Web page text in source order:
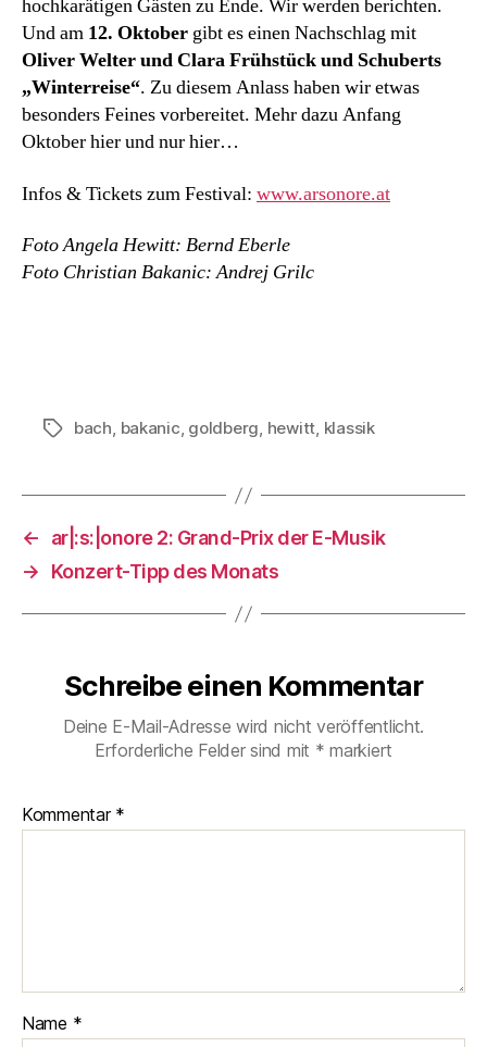
hochkarätigen Gästen zu Ende. Wir werden berichten.
Und am 12. Oktober gibt es einen Nachschlag mit
Oliver Welter und Clara Frühstück und Schuberts
„Winterreise“. Zu diesem Anlass haben wir etwas
besonders Feines vorbereitet. Mehr dazu Anfang
Oktober hier und nur hier…
Infos & Tickets zum Festival: www.arsonore.at
Foto Angela Hewitt: Bernd Eberle
Foto Christian Bakanic: Andrej Grilc
Schlagwörter
bach, bakanic, goldberg, hewitt, klassik
←
ar|:s:|onore 2: Grand-Prix der E-Musik
→
Konzert-Tipp des Monats
Schreibe einen Kommentar
Deine E-Mail-Adresse wird nicht veröffentlicht.
Erforderliche Felder sind mit * markiert
Kommentar *
Name *